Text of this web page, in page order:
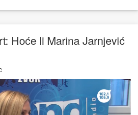
Hoće li Marina Jarnjević